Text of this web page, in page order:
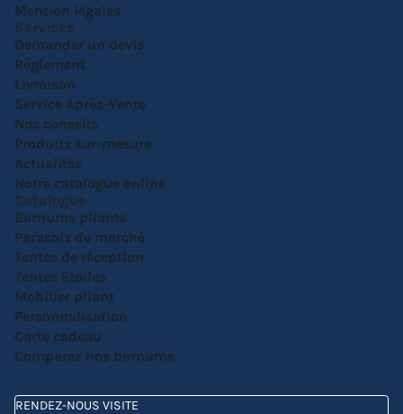
Mention légales
Services
Demander un devis
Réglement
Livraison
Service Après-Vente
Nos conseils
Produits sur-mesure
Actualités
Notre catalogue online
Catalogue
Barnums pliants
Parasols de marché
Tentes de réception
Tentes Etoiles
Mobilier pliant
Personnalisation
Carte cadeau
Comparez nos barnums
RENDEZ-NOUS VISITE